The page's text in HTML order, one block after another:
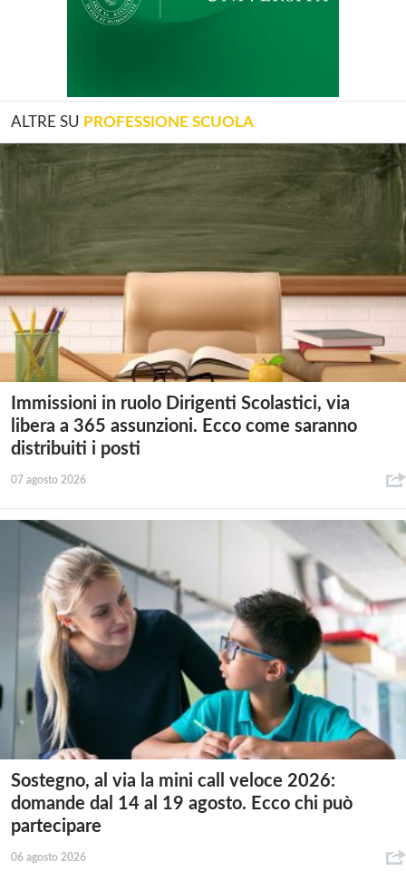
ALTRE SU PROFESSIONE SCUOLA
Immissioni in ruolo Dirigenti Scolastici, via
libera a 365 assunzioni. Ecco come saranno
distribuiti i posti
07 agosto 2026
Sostegno, al via la mini call veloce 2026:
domande dal 14 al 19 agosto. Ecco chi può
partecipare
06 agosto 2026